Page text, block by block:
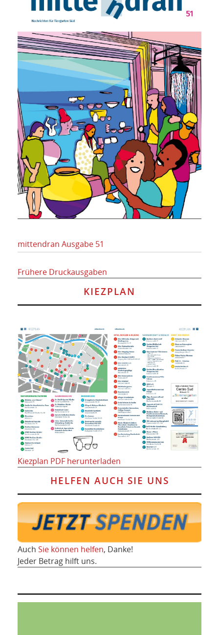
mittendran Ausgabe 51
Frühere Druckausgaben
KIEZPLAN
Kiezplan PDF herunterladen
HELFEN AUCH SIE UNS
Auch Sie können helfen, Danke!
Jeder Betrag hilft uns.